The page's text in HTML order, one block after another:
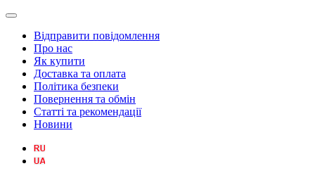
Відправити повідомлення
Про нас
Як купити
Доставка та оплата
Політика безпеки
Повернення та обмін
Статті та рекомендації
Новини